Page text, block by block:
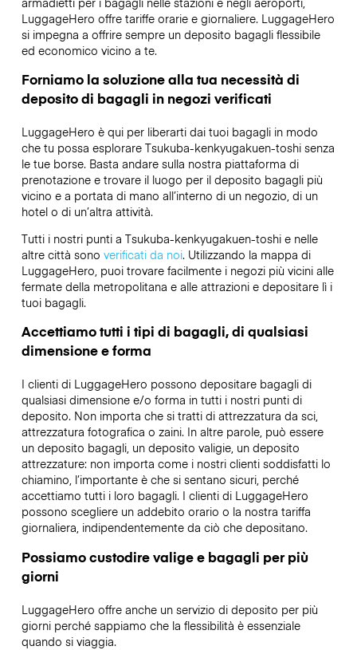
LuggageHero offre tariffe orarie e giornaliere. LuggageHero
si impegna a offrire sempre un deposito bagagli flessibile
ed economico vicino a te.
Forniamo la soluzione alla tua necessità di
deposito di bagagli in negozi verificati
LuggageHero è qui per liberarti dai tuoi bagagli in modo
che tu possa esplorare Tsukuba-kenkyugakuen-toshi senza
le tue borse. Basta andare sulla nostra piattaforma di
prenotazione e trovare il luogo per il deposito bagagli più
vicino e a portata di mano all’interno di un negozio, di un
hotel o di un’altra attività.
Tutti i nostri punti a Tsukuba-kenkyugakuen-toshi e nelle
altre città sono verificati da noi. Utilizzando la mappa di
LuggageHero, puoi trovare facilmente i negozi più vicini alle
fermate della metropolitana e alle attrazioni e depositare lì i
tuoi bagagli.
Accettiamo tutti i tipi di bagagli, di qualsiasi
dimensione e forma
I clienti di LuggageHero possono depositare bagagli di
qualsiasi dimensione e/o forma in tutti i nostri punti di
deposito. Non importa che si tratti di attrezzatura da sci,
attrezzatura fotografica o zaini. In altre parole, può essere
un deposito bagagli, un deposito valigie, un deposito
attrezzature: non importa come i nostri clienti soddisfatti lo
chiamino, l’importante è che si sentano sicuri, perché
accettiamo tutti i loro bagagli. I clienti di LuggageHero
possono scegliere un addebito orario o la nostra tariffa
giornaliera, indipendentemente da ciò che depositano.
Possiamo custodire valige e bagagli per più
giorni
LuggageHero offre anche un servizio di deposito per più
giorni perché sappiamo che la flessibilità è essenziale
quando si viaggia.